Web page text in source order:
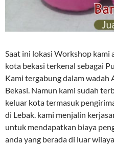
Saat ini lokasi Workshop kami
kota bekasi terkenal sebagai
Kami tergabung dalam wadah
Bekasi. Namun kami sudah
keluar kota termasuk
di Lebak. kami menjalin
untuk mendapatkan biaya
anda yang berada di luar